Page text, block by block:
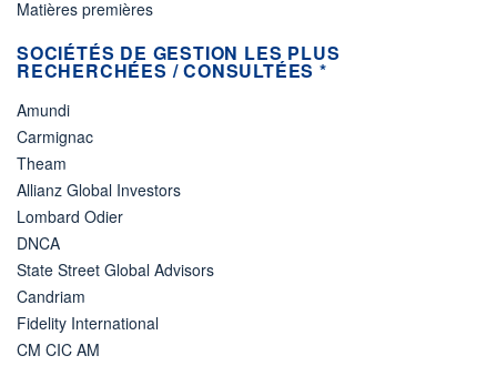
Matières premières
SOCIÉTÉS DE GESTION LES PLUS
RECHERCHÉES / CONSULTÉES *
Amundi
Carmignac
Theam
Allianz Global Investors
Lombard Odier
DNCA
State Street Global Advisors
Candriam
Fidelity International
CM CIC AM